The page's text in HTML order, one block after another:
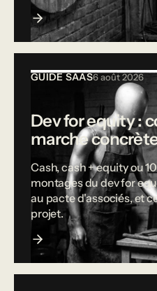
GUIDE SAAS6 août 2026
Dev for equity :
marche
Cash, cash + equity ou
montages du dev for
au pacte d'associés, et
projet.